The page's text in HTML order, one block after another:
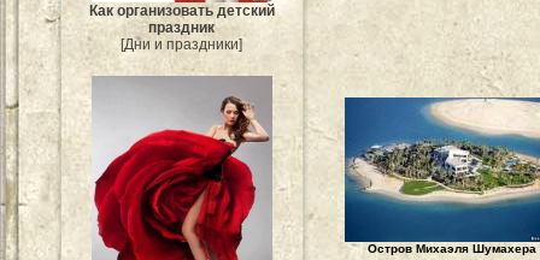
Как организовать детский
праздник
[Дни и праздники]
Остров Михаэля Шумахера